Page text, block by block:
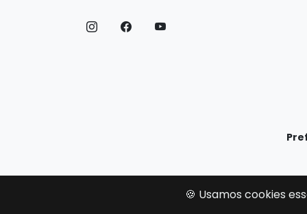
🍪 Usamos cookies